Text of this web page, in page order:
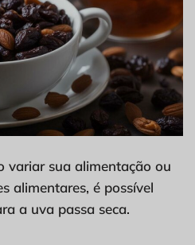
variar sua alimentação ou
alimentares, é possível
a uva passa seca.